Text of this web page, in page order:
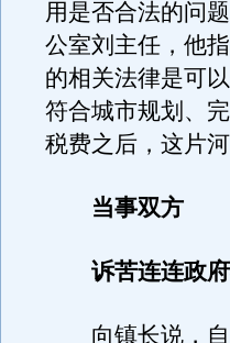
用是否合法的问
公室刘主任，他
的相关法律是可
符合城市规划、
税费之后，这片
当事双方
诉苦连连政
向镇长说，自